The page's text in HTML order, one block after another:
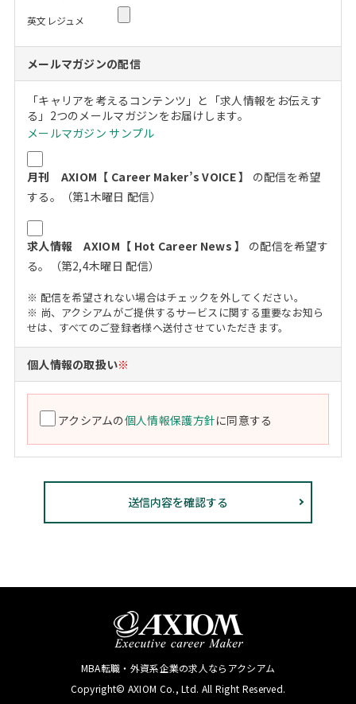
英文レジュメ
メールマガジンの配信
「キャリアを考えるコンテンツ」と「求人情報をお伝えす
る」2つのメールマガジンをお届けします。
メールマガジン サンプル
月刊 AXIOM【 Career Maker’s VOICE 】
の配信を希望
する。（第1木曜日 配信）
求人情報 AXIOM【 Hot Career News 】
の配信を希望す
る。（第2,4木曜日 配信）
※ 配信を希望されない場合はチェックを外してください。
※ 尚、アクシアムがご提供するサービスに関する重要なお知ら
せは、すべてのご登録者様へ送付させていただきます。
個人情報の取扱い※
アクシアムの個人情報保護方針に同意する
MBA転職・外資系企業の求人ならアクシアム
Copyright© AXIOM Co., Ltd. All Right Reserved.